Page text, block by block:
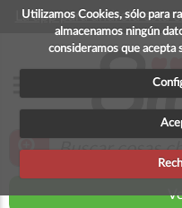
Utilizamos Cookies, sólo para
almacenamos ningún
consideramos que acepta
La app para android esta
zoom_in